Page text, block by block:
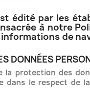
par les
à notre
de
DONNÉES
la protection des
dans le respect de